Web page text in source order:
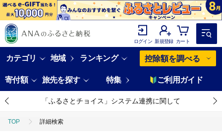
ログイン 新規登録 カート
カテゴリ 地域 ランキング 控除額を調べる
寄付額 旅先を探す 特集 ご利用ガイド
「ふるさとチョイス」システム連携に関して
TOP 詳細検索